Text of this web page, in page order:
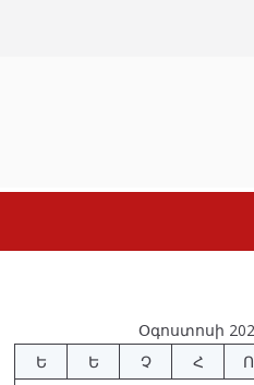
Նախկին բարձրաստիճան
Օգոստոսի
Ե
Ե Չ Հ